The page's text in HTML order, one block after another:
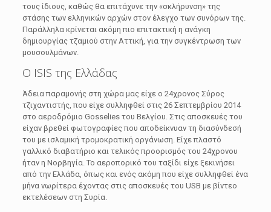
τους ίδιους, καθώς θα επιτάχυνε την «σκλήρυνση» της
στάσης των ελληνικών αρχών στον έλεγχο των συνόρων της.
Παράλληλα κρίνεται ακόμη πιο επιτακτική η ανάγκη
δημιουργίας τζαμιού στην Αττική, για την συγκέντρωση των
μουσουλμάνων.
Ο ISIS της Ελλάδας
Άδεια παραμονής στη χώρα μας είχε ο 24χρονος Σύρος
τζιχαντιστής, που είχε συλληφθεί στις 26 Σεπτεμβρίου 2014
στο αεροδρόμιο Gosselies του Βελγίου. Στις αποσκευές του
είχαν βρεθεί φωτογραφίες που αποδείκνυαν τη διασύνδεσή
του με ισλαμική τρομοκρατική οργάνωση. Είχε πλαστό
γαλλικό διαβατήριο και τελικός προορισμός του 24χρονου
ήταν η Νορβηγία. Το αεροπορικό του ταξίδι είχε ξεκινήσει
από την Ελλάδα, όπως και ενός ακόμη που είχε συλληφθεί ένα
μήνα νωρίτερα έχοντας στις αποσκευές του USB με βίντεο
εκτελέσεων στη Συρία.